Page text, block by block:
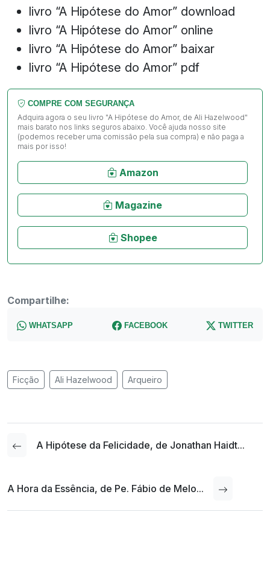
livro “A Hipótese do Amor” download
livro “A Hipótese do Amor” online
livro “A Hipótese do Amor” baixar
livro “A Hipótese do Amor” pdf
COMPRE COM SEGURANÇA
Adquira agora o seu livro "A Hipótese do Amor, de Ali Hazelwood"
mais barato nos links seguros abaixo. Você ajuda nosso site
(podemos receber uma comissão pela sua compra) e não paga a
mais por isso!
Amazon
Magazine
Shopee
Compartilhe:
WHATSAPP FACEBOOK TWITTER
Ficção Ali Hazelwood Arqueiro
A Hipótese da Felicidade, de Jonathan Haidt...
A Hora da Essência, de Pe. Fábio de Melo...